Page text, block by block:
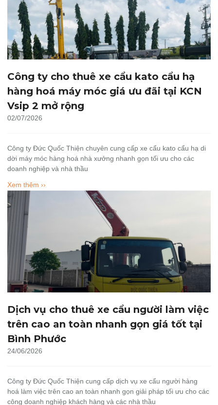
Công ty cho thuê xe cẩu kato cẩu hạ
hàng hoá máy móc giá ưu đãi tại KCN
Vsip 2 mở rộng
02/07/2026
Công ty Đức Quốc Thiện chuyên cung cấp xe cẩu kato cẩu hạ di
dời máy móc hàng hoá nhà xưởng nhanh gọn tối ưu cho các
doanh nghiệp và nhà thầu
Xem thêm ››
Dịch vụ cho thuê xe cẩu người làm việc
trên cao an toàn nhanh gọn giá tốt tại
Bình Phước
24/06/2026
Công ty Đức Quốc Thiện cung cấp dịch vụ xe cẩu người hàng
hoá làm việc trên cao an toàn nhanh gọn giải pháp tối ưu cho các
công doanh nghiệp khách hàng và các nhà thầu